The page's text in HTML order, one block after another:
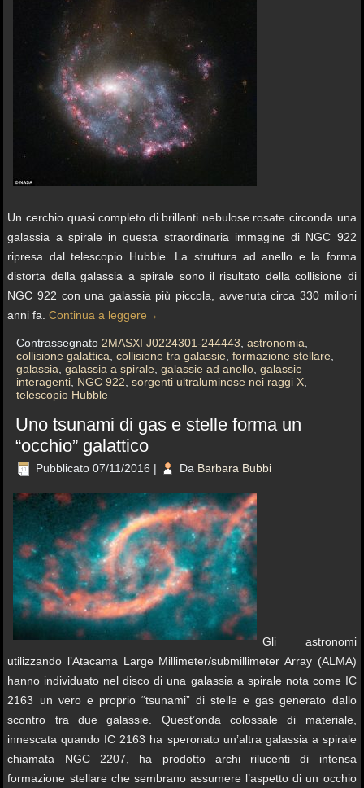
Un cerchio quasi completo di brillanti nebulose rosate circonda una
galassia a spirale in questa straordinaria immagine di NGC 922
ripresa dal telescopio Hubble. La struttura ad anello e la forma
distorta della galassia a spirale sono il risultato della collisione di
NGC 922 con una galassia più piccola, avvenuta circa 330 milioni
anni fa.Continua a leggere →
Contrassegnato 2MASXI J0224301-244443 ,astronomia
collisione galattica ,collisione tra galassie ,formazione stellare
galassia ,galassia a spirale ,galassie ad anello ,galassie
interagenti NGC 922 ,sorgenti ultraluminose nei raggi X
telescopio Hubble
Uno tsunami di gas e stelle forma un
“occhio” galattico
Pubblicato 07/11/2016 | Da Barbara Bubbi
Gli astronomi
utilizzando l’Atacama Large Millimeter/submillimeter Array (ALMA)
hanno individuato nel disco di una galassia a spirale nota come IC
2163 un vero e proprio “tsunami” di stelle e gas generato dallo
scontro tra due galassie. Quest’onda colossale di materiale,
innescata quando IC 2163 ha speronato un’altra galassia a spirale
chiamata NGC 2207, ha prodotto archi rilucenti di intensa
formazione stellare che sembrano assumere l’aspetto di un occhio